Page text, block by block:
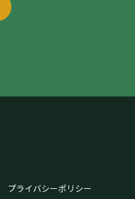
プライバシーポリシー